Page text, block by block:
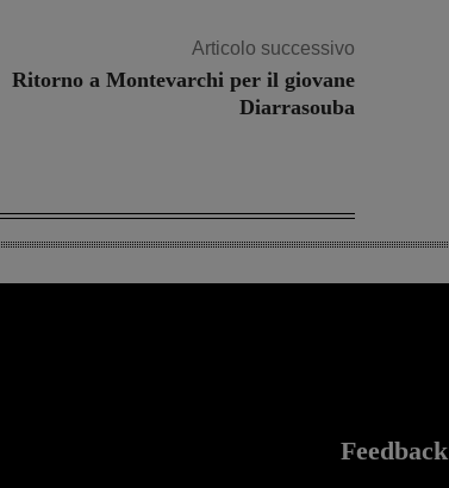
Articolo successivo
Ritorno a Montevarchi per il giovane
Diarrasouba
Feedback